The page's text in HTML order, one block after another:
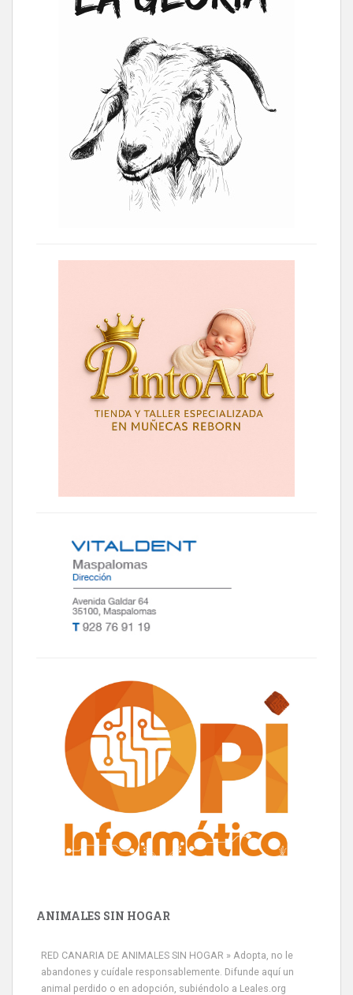
ANIMALES SIN HOGAR
RED CANARIA DE ANIMALES SIN HOGAR » Adopta, no le
abandones y cuídale responsablemente. Difunde aquí un
animal perdido o en adopción, subiéndolo a Leales.org